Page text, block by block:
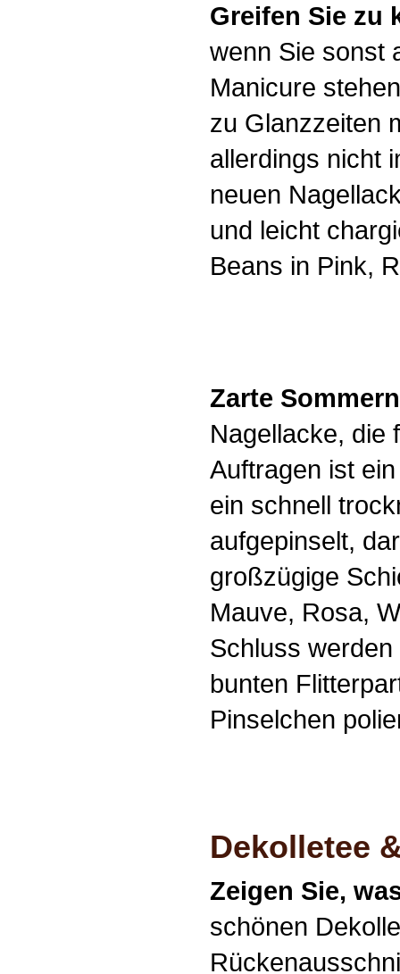
Greifen Sie zu
wenn Sie sonst
Manicure
zu Glanzzeiten
allerdings nicht
neuen
und leicht
Beans in Pink,
Zarte
Nagellacke, die
Auftragen ist
ein schnell
aufgepinselt,
großzügige
Mauve, Rosa,
Schluss
bunten
Pinselchen
Dekolletee
Zeigen Sie,
schönen